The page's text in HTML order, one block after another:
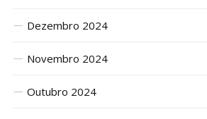
Dezembro 2024
Novembro 2024
Outubro 2024